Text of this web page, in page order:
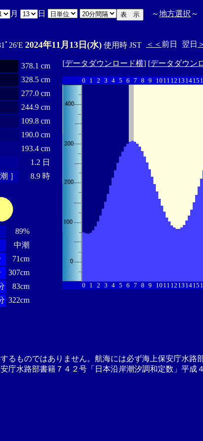
月 日 ～地方選択 ～
ﾟ26'E 2024年11月13日(水) 使用時 JST ＜＜ 前日 翌日
378.1 cm
328.5 cm
277.0 cm
244.9 cm
109.8 cm
190.0 cm
193.4 cm
1.2 日
］
8.9 時
89%
中潮
71cm
307cm
83cm
322cm
[データダウンロード横] [データダウン
0 1 2 3 4 5 6 7 8 9 10 11 12 13 1415
0 1 2 3 4 5 6 7 8 9 10 11 12 13 1415
るものではありません。航海には必ず海上保安庁水路
庁水路部書籍７４２号「日本沿岸潮汐調和定数」平成